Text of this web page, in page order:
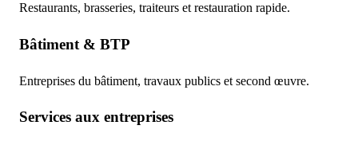
Restaurants, brasseries, traiteurs et restauration rapide.
Bâtiment & BTP
Entreprises du bâtiment, travaux publics et second œuvre.
Services aux entreprises